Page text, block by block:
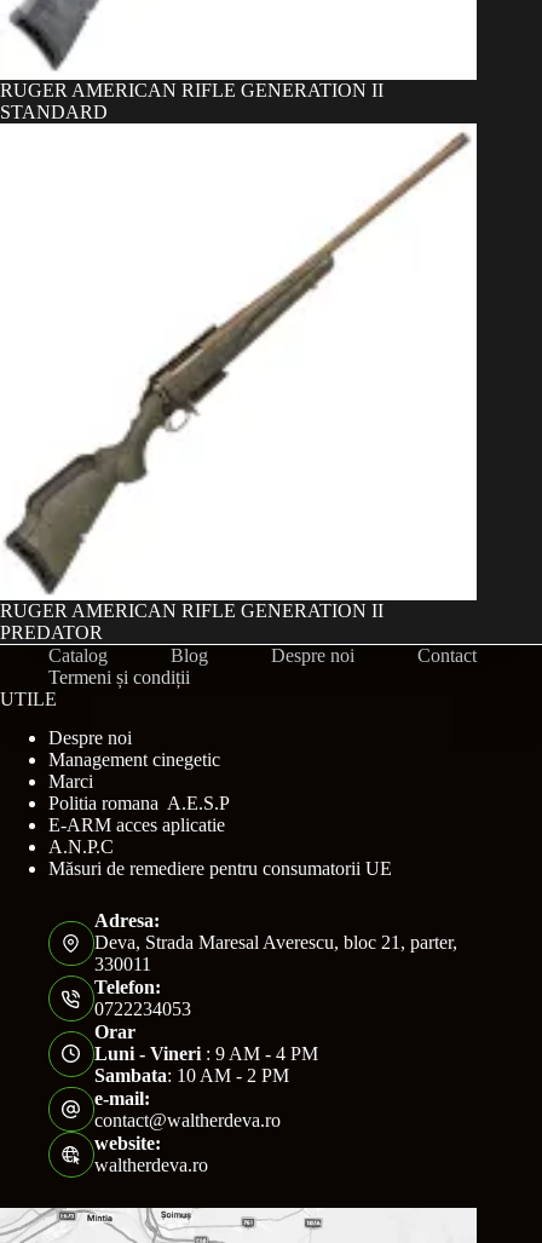
RUGER AMERICAN RIFLE GENERATION II
STANDARD
RUGER AMERICAN RIFLE GENERATION II
PREDATOR
Catalog
Blog Despre noi
Contact
Termeni și condiții
UTILE
Despre noi
Management cinegetic
Marci
Politia romana A.E.S.P
E-ARM acces aplicatie
A.N.P.C
Măsuri de remediere pentru consumatorii UE
Adresa:
Deva, Strada Maresal Averescu, bloc 21, parter,
330011
Telefon:
0722234053
Orar
Luni - Vineri: 9 AM - 4 PM
Sambata: 10 AM - 2 PM
e-mail:
contact@waltherdeva.ro
website:
waltherdeva.ro